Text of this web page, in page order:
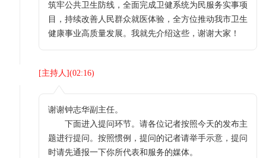
筑牢公共卫生防线，全面完成卫健系统为民服务实事项
目，持续改善人民群众就医体验，全方位推动我市卫生
健康事业高质量发展。我就先介绍这些，谢谢大家！
[主持人](02:16)
谢谢钟志华副主任。
下面进入提问环节。请各位记者按照今天的发布主
题进行提问。按照惯例，提问的记者请举手示意，提问
时请先通报一下你所代表和服务的媒体。